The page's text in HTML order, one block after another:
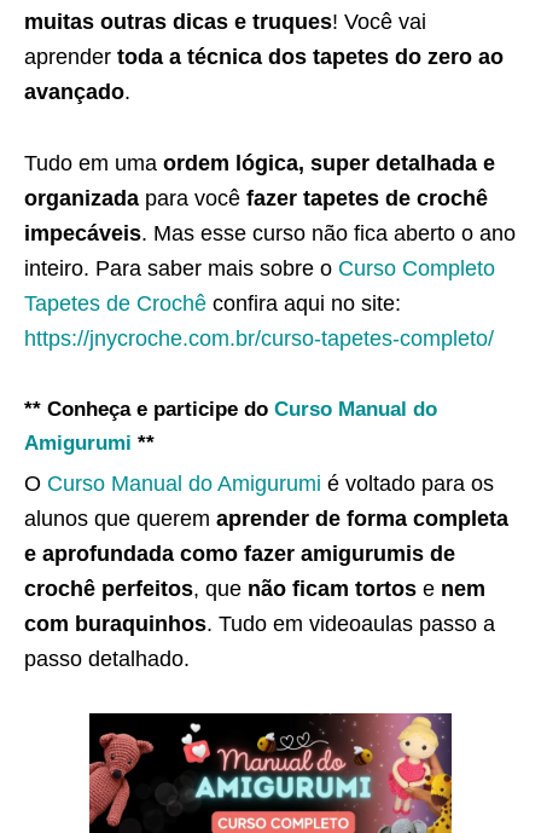
muitas outras dicas e truques! Você vai
aprender toda a técnica dos tapetes do zero ao
avançado.
Tudo em uma ordem lógica, super detalhada e
organizada para você fazer tapetes de crochê
impecáveis. Mas esse curso não fica aberto o ano
inteiro. Para saber mais sobre o Curso Completo
Tapetes de Crochê confira aqui no site:
https://jnycroche.com.br/curso-tapetes-completo/
** Conheça e participe do Curso Manual do
Amigurumi **
O Curso Manual do Amigurumi é voltado para os
alunos que querem aprender de forma completa
e aprofundada como fazer amigurumis de
crochê perfeitos, que não ficam tortos e nem
com buraquinhos. Tudo em videoaulas passo a
passo detalhado.